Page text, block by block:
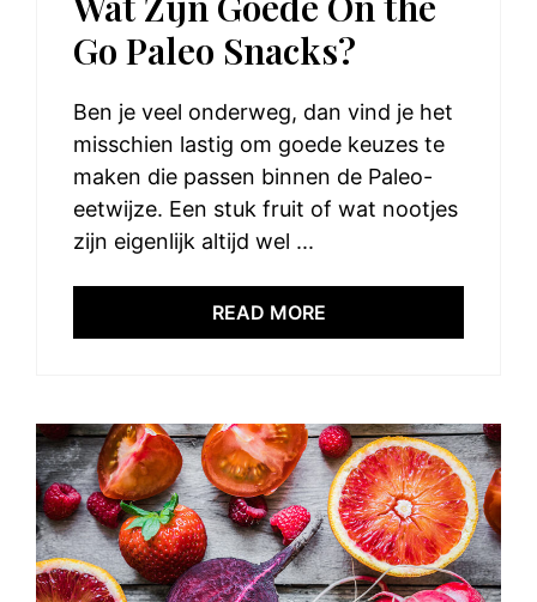
Go Paleo Snacks?
Ben je veel onderweg, dan vind je het
misschien lastig om goede keuzes te
maken die passen binnen de Paleo-
eetwijze. Een stuk fruit of wat nootjes
zijn eigenlijk altijd wel ...
READ MORE